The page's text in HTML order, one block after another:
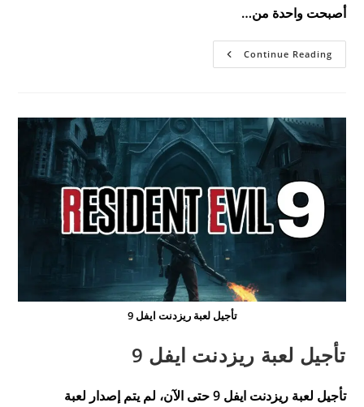
أصبحت واحدة من…
Continue Readingمرور
45
كابكوم
تأجيل لعبة ريزدنت ايفل 9
تأجيل لعبة ريزدنت ايفل 9
تأجيل لعبة ريزدنت ايفل 9 حتى الآن، لم يتم إصدار لعبة